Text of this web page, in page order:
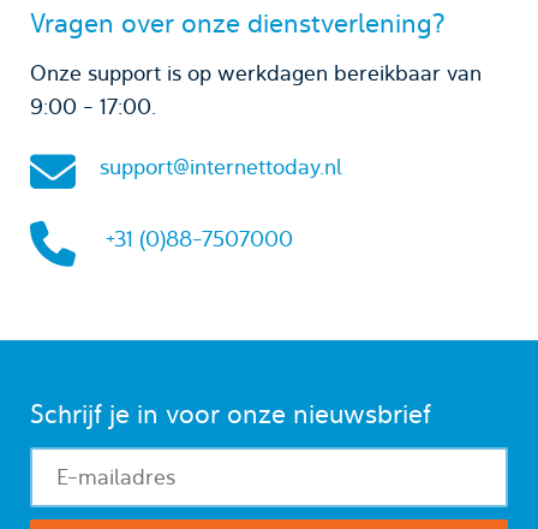
Vragen over onze dienstverlening?
Onze support is op werkdagen bereikbaar van
9:00 - 17:00.
support@internettoday.nl
+31 (0)88-7507000
Schrijf je in voor onze nieuwsbrief